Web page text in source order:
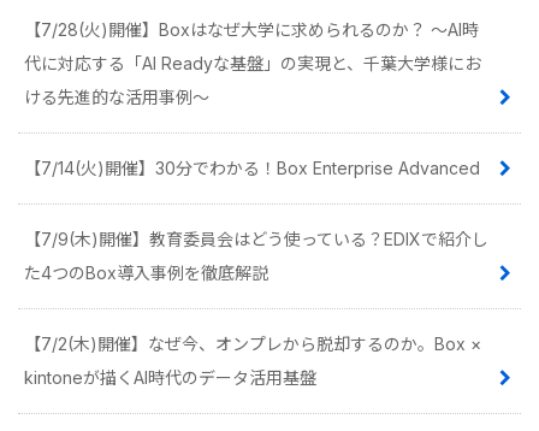
【7/28(火)開催】Boxはなぜ大学に求められるのか？ 〜AI時
代に対応する「AI Readyな基盤」の実現と、千葉大学様にお
ける先進的な活用事例〜
【7/14(火)開催】30分でわかる！Box Enterprise Advanced
【7/9(木)開催】教育委員会はどう使っている？EDIXで紹介し
た4つのBox導入事例を徹底解説
【7/2(木)開催】なぜ今、オンプレから脱却するのか。Box ×
kintoneが描くAI時代のデータ活用基盤